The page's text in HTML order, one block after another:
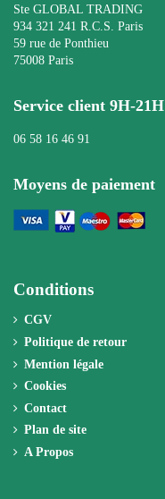
Ste GLOBAL TRADING
934 321 241 R.C.S. Paris
59 rue de Ponthieu
75008 Paris
Service client 9H-21H
06 58 16 46 91
Moyens de paiement
Conditions
CGV
Politique de retour
Mention légale
Cookies
Contact
Plan de site
A Propos